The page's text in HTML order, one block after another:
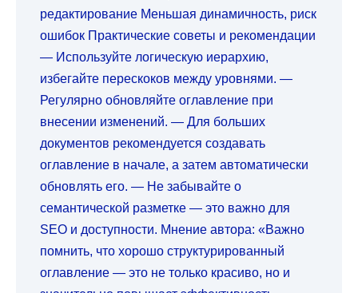
редактирование Меньшая динамичность, риск
ошибок Практические советы и рекомендации
— Используйте логическую иерархию,
избегайте перескоков между уровнями. —
Регулярно обновляйте оглавление при
внесении изменений. — Для больших
документов рекомендуется создавать
оглавление в начале, а затем автоматически
обновлять его. — Не забывайте о
семантической разметке — это важно для
SEO и доступности. Мнение автора: «Важно
помнить, что хорошо структурированный
оглавление — это не только красиво, но и